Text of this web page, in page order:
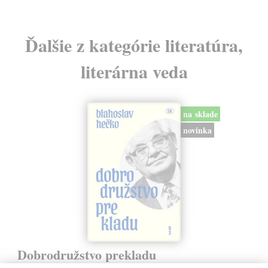
Ďalšie z kategórie literatúra,
literárna veda
na sklade
novinka
Dobrodružstvo prekladu